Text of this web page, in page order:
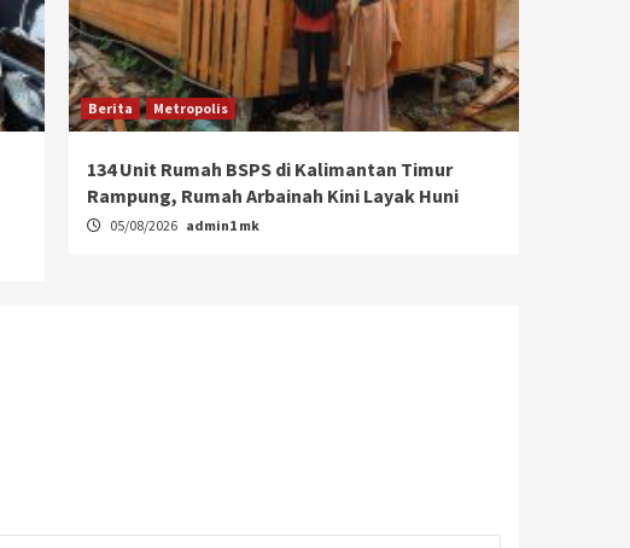
Berita Metropolis
134 Unit Rumah BSPS di Kalimantan Timur
Rampung, Rumah Arbainah Kini Layak Huni
05/08/2026 admin1 mk